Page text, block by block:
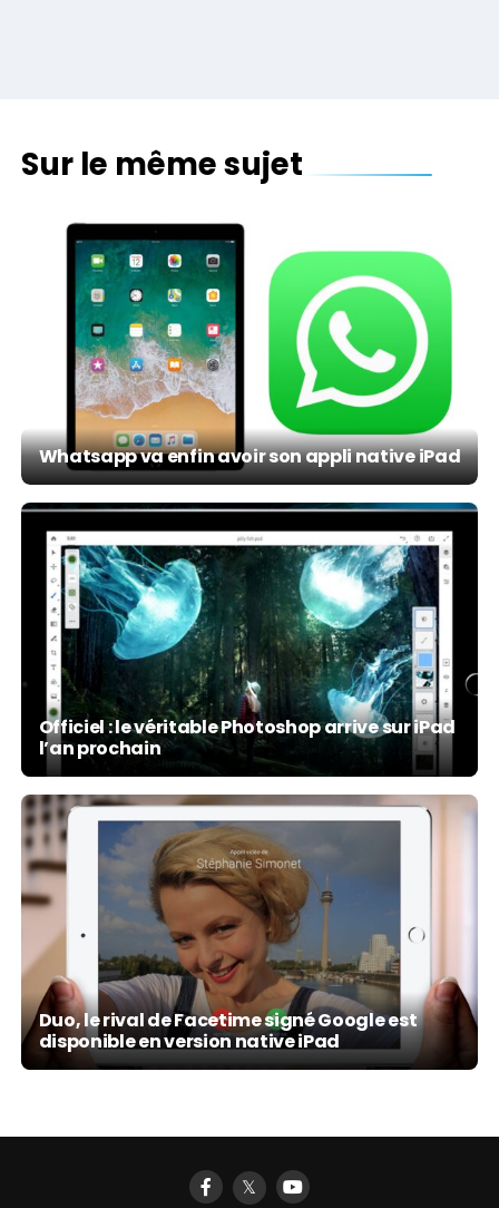
Sur le même sujet
Whatsapp va enfin avoir son appli native iPad
Officiel : le véritable Photoshop arrive sur iPad
l’an prochain
Duo, le rival de Facetime signé Google est
disponible en version native iPad
𝕏